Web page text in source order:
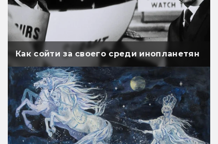
Как сойти за своего среди инопланетян